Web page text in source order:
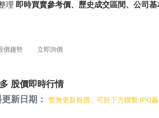
理 即時買賣參考價、歷史成交區間、公司基
價趨勢 立即詢價
股價即時行情
更新日期：暫無更新報價，可於下方聯繫 IPO